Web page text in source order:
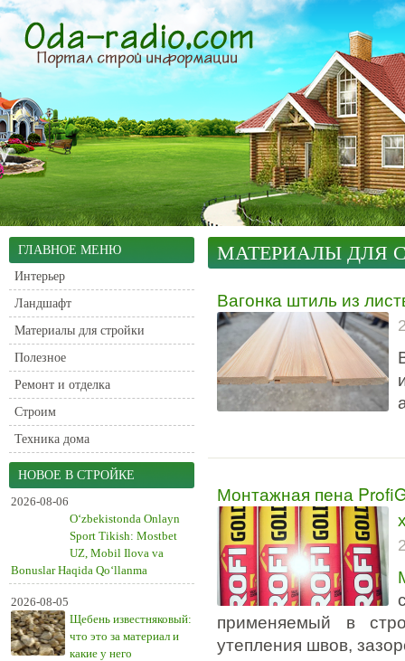
ГЛАВНОЕ МЕНЮ
Интерьер
Ландшафт
Материалы для стройки
Полезное
Ремонт и отделка
Строим
Техника дома
НОВОЕ В СТРОЙКЕ
2026-08-06
O‘zbekistonda Onlayn
Sport Tikish: Mostbet
UZ, Mobil Ilova va
Bonuslar Haqida Qo‘llanma
2026-08-05
Щебень известняковый:
что это за материал и
какие у него
МАТЕРИАЛЫ ДЛЯ
Вагонка штиль из
Монтажная пена
применяемый в
утепления швов,